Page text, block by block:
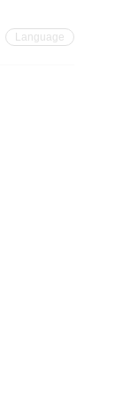
お問い合わせ
Language